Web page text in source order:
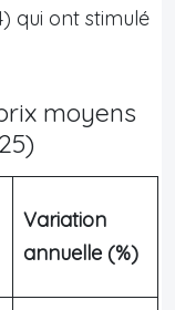
qui ont stimulé
moyens
Variation
annuelle (%)